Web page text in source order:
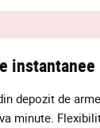
instantanee
depozit de
minute.